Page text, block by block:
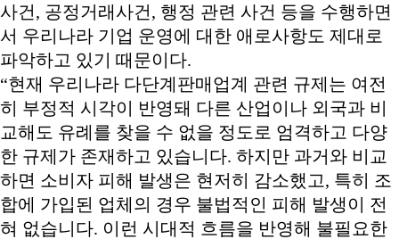
사건, 공정거래사건, 행정 관련 사건 등을 수행하면
서 우리나라 기업 운영에 대한 애로사항도 제대로
파악하고 있기 때문이다.
“현재 우리나라 다단계판매업계 관련 규제는 여전
히 부정적 시각이 반영돼 다른 산업이나 외국과 비
교해도 유례를 찾을 수 없을 정도로 엄격하고 다양
한 규제가 존재하고 있습니다. 하지만 과거와 비교
하면 소비자 피해 발생은 현저히 감소했고, 특히 조
합에 가입된 업체의 경우 불법적인 피해 발생이 전
혀 없습니다. 이런 시대적 흐름을 반영해 불필요한